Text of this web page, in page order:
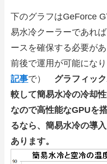
下のグラフはGeForce
易水冷クーラーであれ
ースを確保する必要が
前後で運用が可能にな
記事で） グラフィッ
較して簡易水冷の冷却
なので高性能なGPUを
るなら、簡易水冷の導
あります。